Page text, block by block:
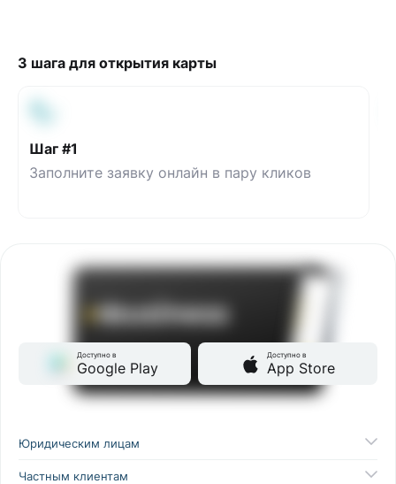
3 шага для открытия карты
Шаг #1
Заполните заявку онлайн в пару кликов
Доступно в
Google Play
Доступно в
App Store
Юридическим лицам
Частным клиентам